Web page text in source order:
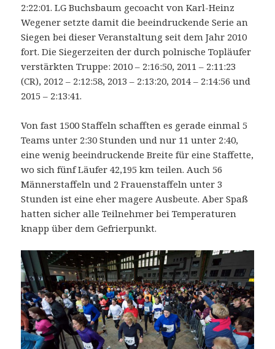
2:22:01. LG Buchsbaum gecoacht von Karl-Heinz
Wegener setzte damit die beeindruckende Serie an
Siegen bei dieser Veranstaltung seit dem Jahr 2010
fort. Die Siegerzeiten der durch polnische Topläufer
verstärkten Truppe: 2010 – 2:16:50, 2011 – 2:11:23
(CR), 2012 – 2:12:58, 2013 – 2:13:20, 2014 – 2:14:56 und
2015 – 2:13:41.
Von fast 1500 Staffeln schafften es gerade einmal 5
Teams unter 2:30 Stunden und nur 11 unter 2:40,
eine wenig beeindruckende Breite für eine Staffette,
wo sich fünf Läufer 42,195 km teilen. Auch 56
Männerstaffeln und 2 Frauenstaffeln unter 3
Stunden ist eine eher magere Ausbeute. Aber Spaß
hatten sicher alle Teilnehmer bei Temperaturen
knapp über dem Gefrierpunkt.